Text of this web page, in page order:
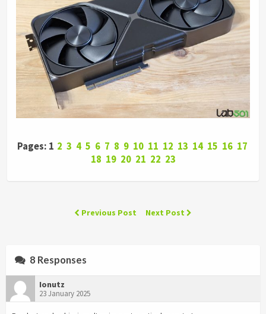
Pages: 1 2 3 4 5 6 7 8 9 10 11 12 13 14 15 16 17
18 19 20 21 22 23
Previous Post Next Post
8 Responses
Ionutz
23 January 2025